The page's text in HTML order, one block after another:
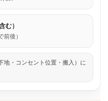
む）
後）
・コンセント位置・搬入）に